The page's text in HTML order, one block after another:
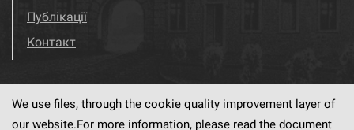
Публікації
Контакт
Visit us! Facebook
We use files, through the cookie quality improvement layer of
our website.For more information, please read the document